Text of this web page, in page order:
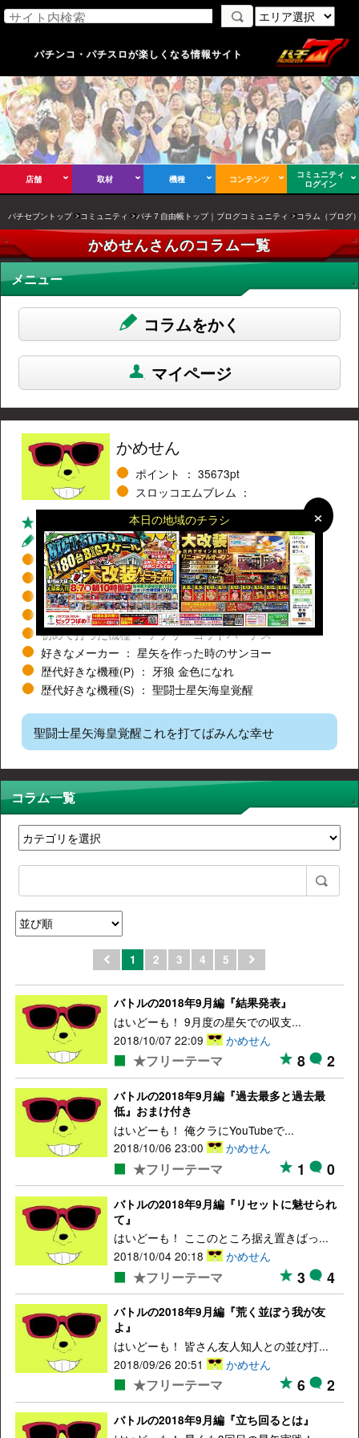
×
×
本日の地域のチラシ
パチンコ・パチスロが楽しくなる情報サイト
店舗 取材 機種 コンテンツ
コミュニティ
ログイン
パチセブントップ コミュニティ パチ７自由帳トップ｜ブログコミュニティ コラム（ブログ
かめせんさんのコラム一覧
メニュー
コラムをかく
マイページ
かめせん
ポイント
35673pt
スロッコエムブレム ：
594件 コメント総数
コラム総数 161件
年齢
20代
エリア
奈良県奈良市 大阪府高槻市
未設定
お気に入り機種
パチンコパチスロ歴
6 年
初めて打った機種
アナザーゴッドハーデス
好きなメーカー
星矢を作った時のサンヨー
歴代好きな機種(P)
牙狼 金色になれ
歴代好きな機種(S)
聖闘士星矢海皇覚醒
聖闘士星矢海皇覚醒これを打てばみんな幸せ
コラム一覧
1 2 3 4 5
バトルの2018年9月編『結果発表』
はいどーも！ 9月度の星矢での収支...
2018/10/07 22:09
かめせん
★フリーテーマ 8 2
バトルの2018年9月編『過去最多と過去最
低』おまけ付き
はいどーも！ 俺クラにYouTubeで...
2018/10/06 23:00
かめせん
★フリーテーマ 1 0
バトルの2018年9月編『リセットに魅せられ
て』
はいどーも！ ここのところ据え置きばっ...
2018/10/04 20:18
かめせん
★フリーテーマ 3 4
バトルの2018年9月編『荒く並ぼう我が友
よ』
はいどーも！ 皆さん友人知人との並び打...
2018/09/26 20:51
かめせん
★フリーテーマ 6 2
バトルの2018年9月編『立ち回るとは』